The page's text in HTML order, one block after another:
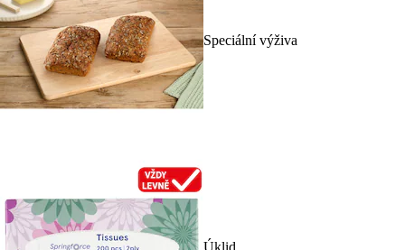
Speciální výživa